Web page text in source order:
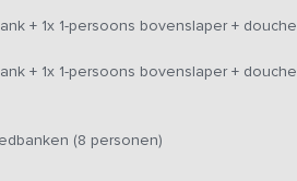
en lengte helemaal aangepast zijn aan
kan worden. De douches en
geschikt en staat daarom twee
foto's & prijzen en wordt dus ook
+ 1x 1-persoons bovenslaper + douche
+ 1x 1-persoons bovenslaper + douche
(8 personen)